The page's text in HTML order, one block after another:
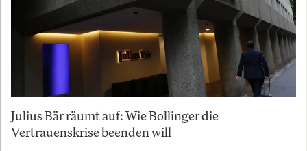
Julius Bär räumt auf: Wie Bollinger die
Vertrauenskrise beenden will